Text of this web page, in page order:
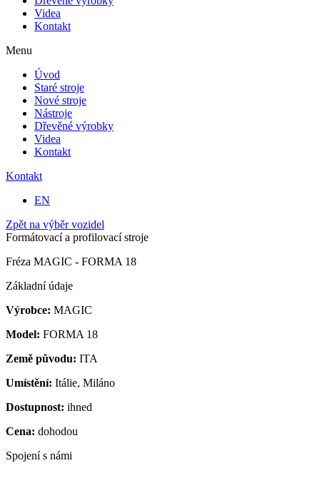
Videa
Kontakt
Menu
Úvod
Staré stroje
Nové stroje
Nástroje
Dřevěné výrobky
Videa
Kontakt
Kontakt
EN
Zpět na výběr vozidel
Formátovací a profilovací stroje
Fréza MAGIC - FORMA 18
Základní údaje
Výrobce: MAGIC
Model: FORMA 18
Země původu: ITA
Umístění: Itálie, Miláno
Dostupnost: ihned
Cena: dohodou
Spojení s námi